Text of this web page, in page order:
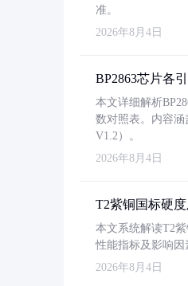
准。
2026年8月4日
BP2863芯片各
本文详细解析
数对照表。内容
V1.2）。
2026年8月4日
T2紫铜国标硬
本文系统解读T2
性能指标及影响因
2026年8月4日